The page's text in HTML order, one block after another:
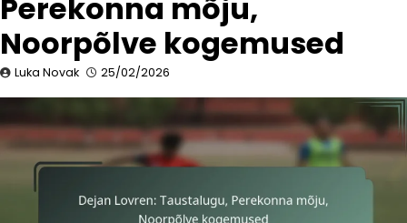
Perekonna mõju,
Noorpõlve kogemused
Luka Novak 25/02/2026